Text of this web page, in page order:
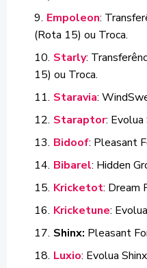
Empoleon:
(Rota 15) ou Troca.
Starly:
15) ou Troca.
Staravia:
Staraptor:
Bidoof: Pleasant
Bibarel: Hidden
Kricketot: Dream
Kricketune:
Shinx: Pleasant
Luxio: Evolua